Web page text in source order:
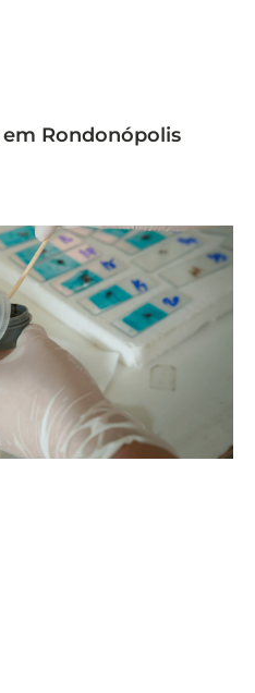
Rondonópolis